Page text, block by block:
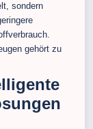
sondern
gehört zu